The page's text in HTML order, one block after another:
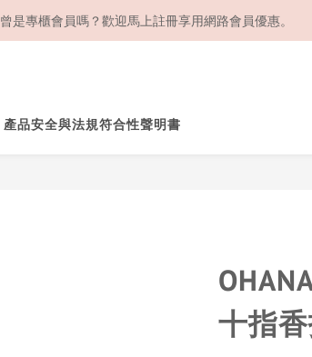
曾是專櫃會員嗎？歡迎馬上註冊享用網路會員優惠。
產品安全與法規符合性聲明書
十指